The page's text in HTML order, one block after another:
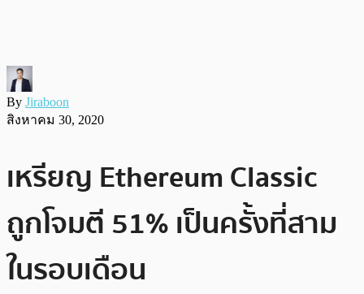
By Jiraboon
สิงหาคม 30, 2020
เหรียญ Ethereum Classic
ถูกโจมตี 51% เป็นครั้งที่สาม
ในรอบเดือน